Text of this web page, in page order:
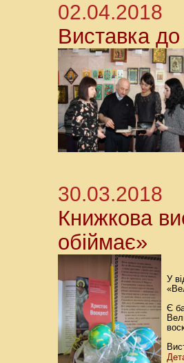
02.04.2018
Виставка
30.03.2018
Книжкова
обіймає»
У
Є